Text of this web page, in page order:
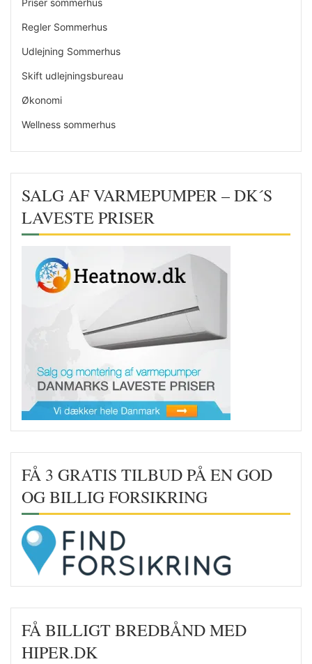
Regler Sommerhus
Udlejning Sommerhus
Skift udlejningsbureau
Økonomi
Wellness sommerhus
SALG AF VARMEPUMPER – DK´S
LAVESTE PRISER
FÅ 3 GRATIS TILBUD PÅ EN GOD
OG BILLIG FORSIKRING
FÅ BILLIGT BREDBÅND MED
HIPER.DK